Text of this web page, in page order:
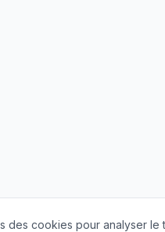
des cookies pour analyser